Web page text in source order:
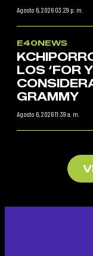
Agosto 6, 2026 03:29 p. m.
E40NEWS
LOS ‘FOR
GRAMMY
Agosto 6, 2026 11:39 a. m.